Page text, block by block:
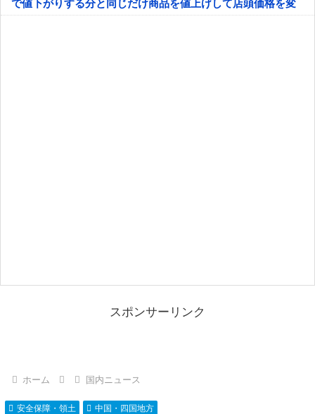
で値下がりする分と同じだけ商品を値上げして店頭価格を変
えない店も
スポンサーリンク
ホーム 国内ニュース
安全保障・領土 中国・四国地方